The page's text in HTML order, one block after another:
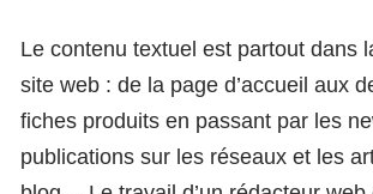
Le contenu textuel est partout dans
site web : de la page d’accueil aux
fiches produits en passant par les
publications sur les réseaux et les